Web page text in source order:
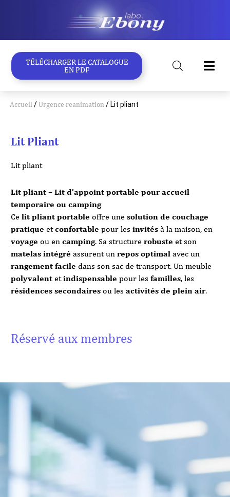
TÉLÉCHARGER LE CATALOGUE
EN PDF
Accueil /Urgence reanimation / Lit pliant
Lit Pliant
Lit pliant
Lit pliant – Lit d’appoint portable pour accueil
temporaire ou camping
Ce lit pliant portable offre une solution de couchage
pratique etconfortable pour les invités à la maison, en
voyage ou en camping. Sa structure robuste et son
matelas intégré assurent un repos optimal avec un
rangement facile dans son sac de transport. Un meuble
polyvalent etindispensable pour les familles, les
résidences secondaires ou les activités de plein air.
Réservé aux membres